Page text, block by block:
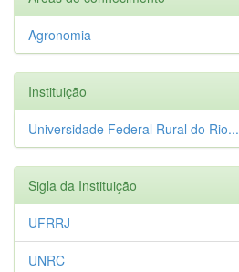
Agronomia
Instituição
Universidade Federal Rural do Rio...
Sigla da Instituição
UFRRJ
UNRC